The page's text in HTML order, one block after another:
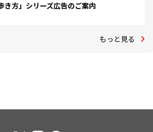
き方」シリーズ広告のご案内
もっと見る